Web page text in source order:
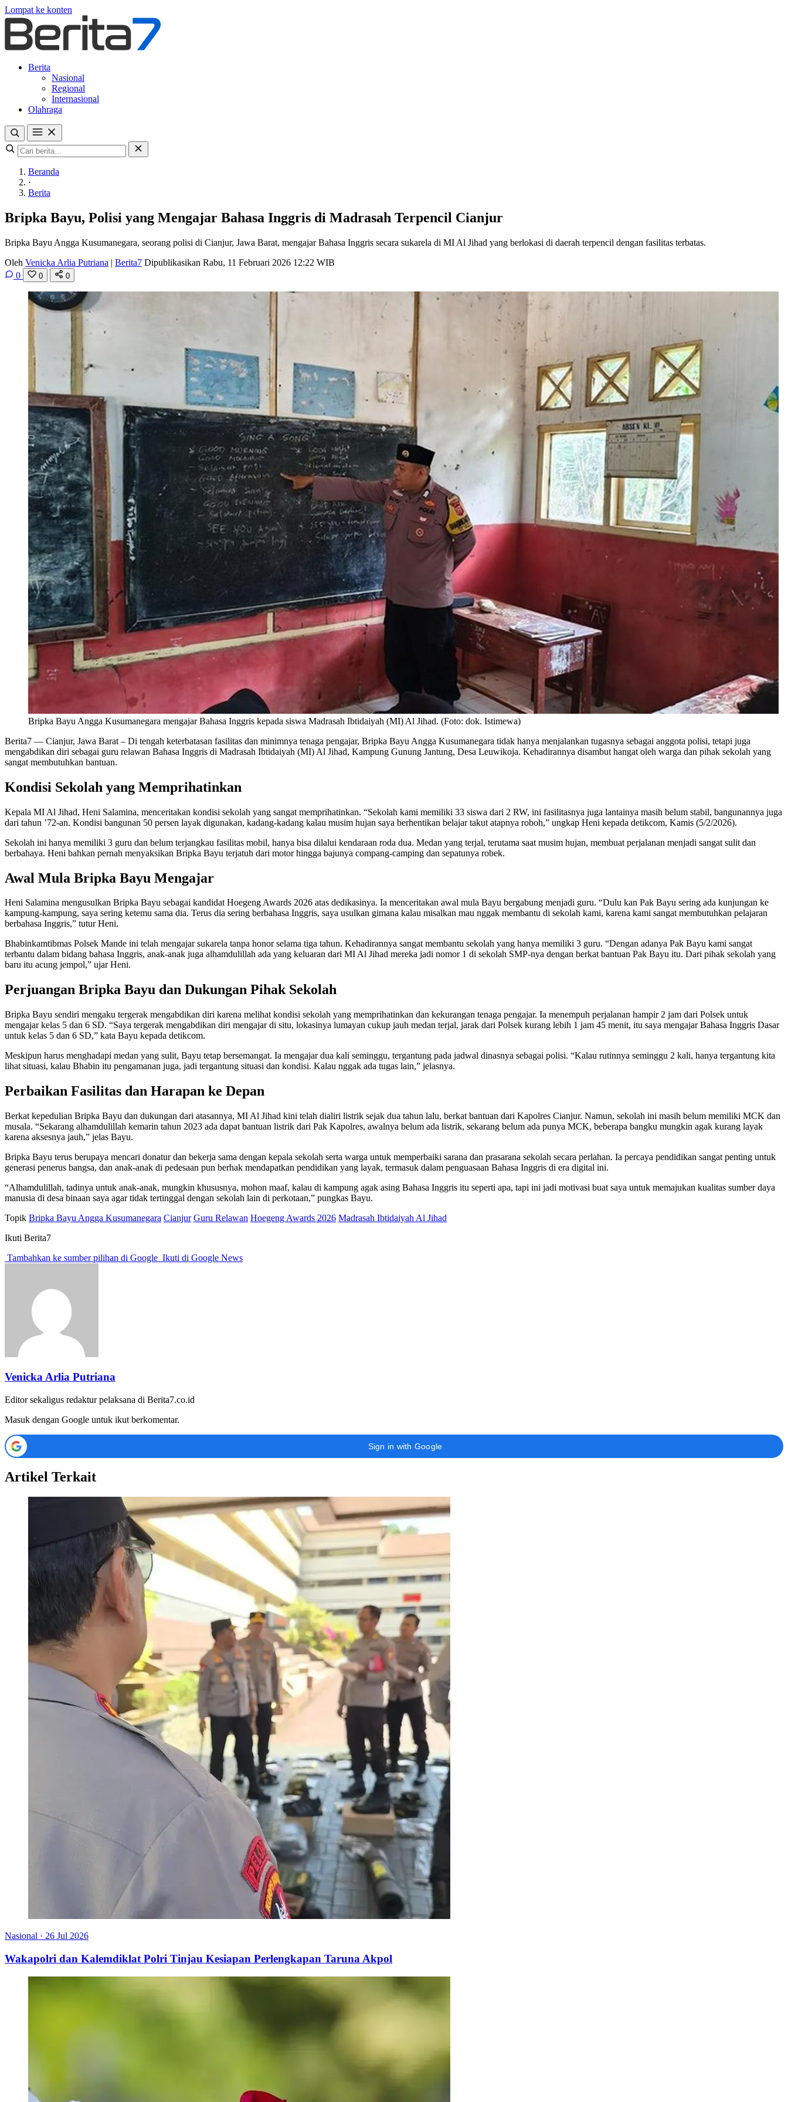
Lompat ke konten
Berita
Nasional
Regional
Internasional
Olahraga
Beranda
·
Berita
Bripka Bayu, Polisi yang Mengajar Bahasa Inggris di Madrasah Terpencil Cianjur
Bripka Bayu Angga Kusumanegara, seorang polisi di Cianjur, Jawa Barat, mengajar Bahasa Inggris secara sukarela di MI Al Jihad yang berlokasi di daerah terpencil dengan fasilitas terbatas.
Oleh Venicka Arlia Putriana | Berita7 Dipublikasikan Rabu, 11 Februari 2026 12:22 WIB
0
0 0
Bripka Bayu Angga Kusumanegara mengajar Bahasa Inggris kepada siswa Madrasah Ibtidaiyah (MI) Al Jihad. (Foto: dok. Istimewa)
Berita7 — Cianjur, Jawa Barat – Di tengah keterbatasan fasilitas dan minimnya tenaga pengajar, Bripka Bayu Angga Kusumanegara tidak hanya menjalankan tugasnya sebagai anggota polisi, tetapi juga
mengabdikan diri sebagai guru relawan Bahasa Inggris di Madrasah Ibtidaiyah (MI) Al Jihad, Kampung Gunung Jantung, Desa Leuwikoja. Kehadirannya disambut hangat oleh warga dan pihak sekolah yang
sangat membutuhkan bantuan.
Kondisi Sekolah yang Memprihatinkan
Kepala MI Al Jihad, Heni Salamina, menceritakan kondisi sekolah yang sangat memprihatinkan. “Sekolah kami memiliki 33 siswa dari 2 RW, ini fasilitasnya juga lantainya masih belum stabil, bangunannya juga
dari tahun ’72-an. Kondisi bangunan 50 persen layak digunakan, kadang-kadang kalau musim hujan saya berhentikan belajar takut atapnya roboh,” ungkap Heni kepada detikcom, Kamis (5/2/2026).
Sekolah ini hanya memiliki 3 guru dan belum terjangkau fasilitas mobil, hanya bisa dilalui kendaraan roda dua. Medan yang terjal, terutama saat musim hujan, membuat perjalanan menjadi sangat sulit dan
berbahaya. Heni bahkan pernah menyaksikan Bripka Bayu terjatuh dari motor hingga bajunya compang-camping dan sepatunya robek.
Awal Mula Bripka Bayu Mengajar
Heni Salamina mengusulkan Bripka Bayu sebagai kandidat Hoegeng Awards 2026 atas dedikasinya. Ia menceritakan awal mula Bayu bergabung menjadi guru. “Dulu kan Pak Bayu sering ada kunjungan ke
kampung-kampung, saya sering ketemu sama dia. Terus dia sering berbahasa Inggris, saya usulkan gimana kalau misalkan mau nggak membantu di sekolah kami, karena kami sangat membutuhkan pelajaran
berbahasa Inggris,” tutur Heni.
Bhabinkamtibmas Polsek Mande ini telah mengajar sukarela tanpa honor selama tiga tahun. Kehadirannya sangat membantu sekolah yang hanya memiliki 3 guru. “Dengan adanya Pak Bayu kami sangat
terbantu dalam bidang bahasa Inggris, anak-anak juga alhamdulillah ada yang keluaran dari MI Al Jihad mereka jadi nomor 1 di sekolah SMP-nya dengan berkat bantuan Pak Bayu itu. Dari pihak sekolah yang
baru itu acung jempol,” ujar Heni.
Perjuangan Bripka Bayu dan Dukungan Pihak Sekolah
Bripka Bayu sendiri mengaku tergerak mengabdikan diri karena melihat kondisi sekolah yang memprihatinkan dan kekurangan tenaga pengajar. Ia menempuh perjalanan hampir 2 jam dari Polsek untuk
mengajar kelas 5 dan 6 SD. “Saya tergerak mengabdikan diri mengajar di situ, lokasinya lumayan cukup jauh medan terjal, jarak dari Polsek kurang lebih 1 jam 45 menit, itu saya mengajar Bahasa Inggris Dasar
untuk kelas 5 dan 6 SD,” kata Bayu kepada detikcom.
Meskipun harus menghadapi medan yang sulit, Bayu tetap bersemangat. Ia mengajar dua kali seminggu, tergantung pada jadwal dinasnya sebagai polisi. “Kalau rutinnya seminggu 2 kali, hanya tergantung kita
lihat situasi, kalau Bhabin itu pengamanan juga, jadi tergantung situasi dan kondisi. Kalau nggak ada tugas lain,” jelasnya.
Perbaikan Fasilitas dan Harapan ke Depan
Berkat kepedulian Bripka Bayu dan dukungan dari atasannya, MI Al Jihad kini telah dialiri listrik sejak dua tahun lalu, berkat bantuan dari Kapolres Cianjur. Namun, sekolah ini masih belum memiliki MCK dan
musala. “Sekarang alhamdulillah kemarin tahun 2023 ada dapat bantuan listrik dari Pak Kapolres, awalnya belum ada listrik, sekarang belum ada punya MCK, beberapa bangku mungkin agak kurang layak
karena aksesnya jauh,” jelas Bayu.
Bripka Bayu terus berupaya mencari donatur dan bekerja sama dengan kepala sekolah serta warga untuk memperbaiki sarana dan prasarana sekolah secara perlahan. Ia percaya pendidikan sangat penting untuk
generasi penerus bangsa, dan anak-anak di pedesaan pun berhak mendapatkan pendidikan yang layak, termasuk dalam penguasaan Bahasa Inggris di era digital ini.
“Alhamdulillah, tadinya untuk anak-anak, mungkin khususnya, mohon maaf, kalau di kampung agak asing Bahasa Inggris itu seperti apa, tapi ini jadi motivasi buat saya untuk memajukan kualitas sumber daya
manusia di desa binaan saya agar tidak tertinggal dengan sekolah lain di perkotaan,” pungkas Bayu.
Topik Bripka Bayu Angga Kusumanegara Cianjur Guru Relawan Hoegeng Awards 2026 Madrasah Ibtidaiyah Al Jihad
Ikuti Berita7
Tambahkan ke sumber pilihan di Google Ikuti di Google News
Venicka Arlia Putriana
Editor sekaligus redaktur pelaksana di Berita7.co.id
Masuk dengan Google untuk ikut berkomentar.
Sign in with Google
Artikel Terkait
Nasional · 26 Jul 2026
Wakapolri dan Kalemdiklat Polri Tinjau Kesiapan Perlengkapan Taruna Akpol